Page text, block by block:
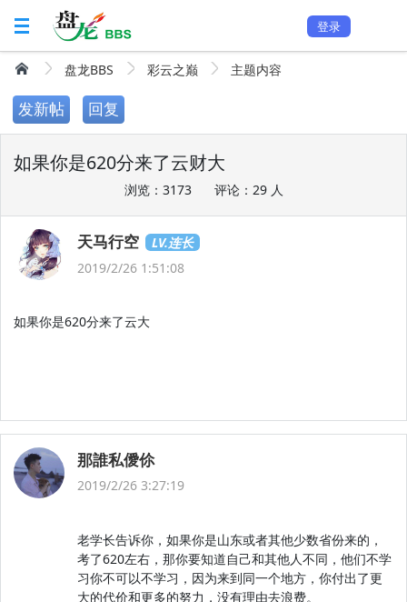
登录
盘龙BBS 彩云之巅 主题内容
发新帖 回复
如果你是620分来了云财大
浏览：3173 评论：29 人
天马行空
LV.连长
2019/2/26 1:51:08
如果你是620分来了云大
那誰私僾伱
2019/2/26 3:27:19
老学长告诉你，如果你是山东或者其他少数省份来的，
考了620左右，那你要知道自己和其他人不同，他们不学
习你不可以不学习，因为来到同一个地方，你付出了更
大的代价和更多的努力，没有理由去浪费。